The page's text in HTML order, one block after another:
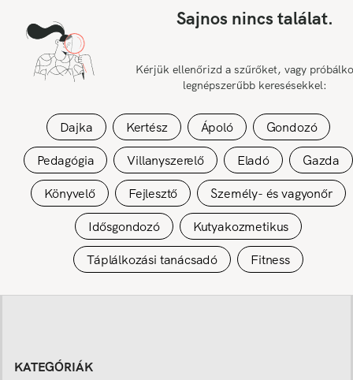
Sajnos nincs találat.
Kérjük ellenőrizd a szűrőket, vagy
legnépszerűbb keresésekkel:
Dajka Kertész Ápoló
Gondozó
Pedagógia
Villanyszerelő Eladó
Gazda
Könyvelő
Fejlesztő
Személy- és vagyonőr
Idősgondozó
Kutyakozmetikus
Táplálkozási tanácsadó
Fitness
KATEGÓRIÁK